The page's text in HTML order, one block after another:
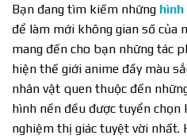
Bạn đang tìm kiếm những
để làm mới không gian số của
mang đến cho bạn những tác
hiện thế giới anime đầy màu
nhân vật quen thuộc đến
hình nền đều được tuyển
nghiệm thị giác tuyệt vời nhất.